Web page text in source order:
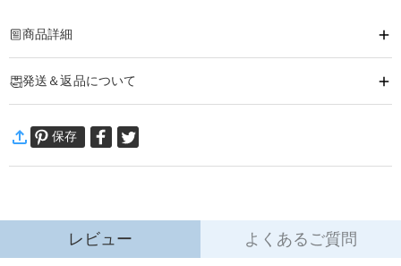
商品詳細
オリジナル木製彫刻ドラムスティック&高品質皮革収納ケースセットです！
品質、耐久性、ファッションスタイルを追求するドラマーのために設計されま
した。音楽好きな方、学生、友人などへのプレゼントにお勧めます。
特徴：
1.優れたハードウッドドラムスティック：滑らかで光沢があり、電子ドラムと
3.プログレードの耐久性 – 強化された先端と頑丈なシャフトで、長寿命のパフ
発送＆返品について
万一、ご注文商品にご満足いただけない場合は、商品が到着後60日
保存
レビュー よくあるご質問